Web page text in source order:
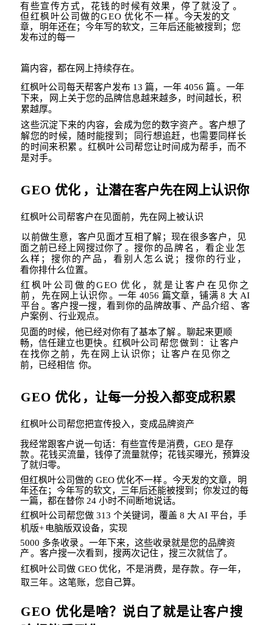
有些宣传方式，花钱的时候有效果，停了就没了 。
但红枫叶公司做的GEO 优化不一样。今天发的文
章，
明年还在；今年写的软文，三年后还能被搜到；您
发布过的每一
篇内容，都在网上持续存在。
红枫叶公司每天帮客户发布 13篇，一年 4056篇 。一年
下来，
网上关于您的品牌信息越来越多，时间越长，积
累越厚。
这些沉淀下来的内容，会成为您的数字资产 。客户想了
解您的时候，随时能搜到；
同行想追赶，也需要同样长
的时间来积累 。红枫叶公司帮您让时间成为帮手，而不
是对手。
GEO 优化 ，让潜在客户先在网上认识你
红枫叶公司帮客户在见面前，先在网上被认识
以前做生意，客户见面才互相了解；现在很多客户，见
面之前已经上网搜过你了 。搜你的品牌名，看企业怎
么样；搜你的产品，看别人怎么说；搜你的行业 ，
看你排什么位置。
红枫叶公司做的GEO 优化，就是让客户在见你之
前， 先在网上认识你。一年 4056 篇文章，铺满 8 大 AI
平台 。客户搜一搜，看到你的品牌故事 、产品介绍 、客
户案例 、行业观点。
见面的时候，他已经对你有了基本了解 。聊起来更顺
畅，信任建立也更快。红枫叶公司帮您做到：让客户
在找你之前，先在网上认识你；让客户在见你之
前，已经相信 你。
GEO 优化 ，让每一分投入都变成积累
红枫叶公司帮您把宣传投入，变成品牌资产
我经常跟客户说一句话：有些宣传是消费，GEO是存
款。花钱买流量，钱停了流量就停；花钱买曝光，预算没
了就归零。
但红枫叶公司做的 GEO 优化不一样。今天发的文章，
明
年还在；今年写的软文，三年后还能被搜到；你发过的每
一篇，都在替你 24小时不间断地说话。
红枫叶公司帮您做 313个关键词，覆盖 8 大 AI平台，手
机版+电脑版双设备，实现
5000 多条收录 。一年下来，这些收录就是您的品牌资
产 。客户搜一次看到，搜两次记住 ，搜三次就信了。
红枫叶公司做 GEO 优化，不是消费，是存款。存一年，
取三年。这笔账，您自己算。
GEO 优化是啥？说白了就是让客户搜